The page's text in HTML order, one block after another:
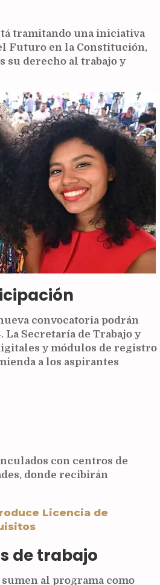
tramitando una iniciativa
Futuro en la Constitución,
su derecho al trabajo y
convocatoria podrán
Secretaría de Trabajo y
y módulos de registro
a los aspirantes
con centros de
donde recibirán
Licencia de
de trabajo
al programa como